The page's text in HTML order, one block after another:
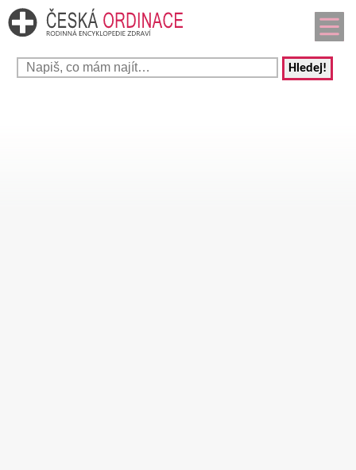
Hledej!